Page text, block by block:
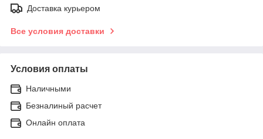
Доставка курьером
Все условия доставки
Условия оплаты
Наличными
Безналиный расчет
Онлайн оплата